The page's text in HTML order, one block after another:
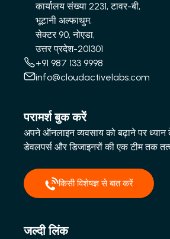
कार्यालय संख्या 2231, टावर-बी,
भूटानी अल्फाथुम,
सेक्टर 90, नोएडा,
उत्तर प्रदेश-201301
+91 987 133 9998
info@cloudactivelabs.com
परामर्श बुक करें
अपने ऑनलाइन व्यवसाय को बढ़ाने पर ध्यान
डेवलपर्स और डिजाइनरों की एक टीम तक
किसी विशेषज्ञ से बात करें
जल्दी लिंक